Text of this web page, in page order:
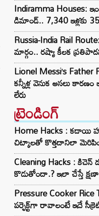
Indiramma Houses:
డిమాండ్.. 7,340 ఇళ్లకు
Russia-India Rail
మార్గం.. రష్యా కీలక
Lionel Messi’s
కన్నీళ్ల వెనుక అసలు
లేరు
ట్రెండింగ్‌
Home Hacks : కడాయి
చిట్కాలతో కొత్తదానిలా
Cleaning Hacks : కిచెన్
కొడుతోందా.? ఇలా చేస్తే
Pressure Cooker Rice
పర్ఫెక్ట్‌గా రావాలంటే ఇదే